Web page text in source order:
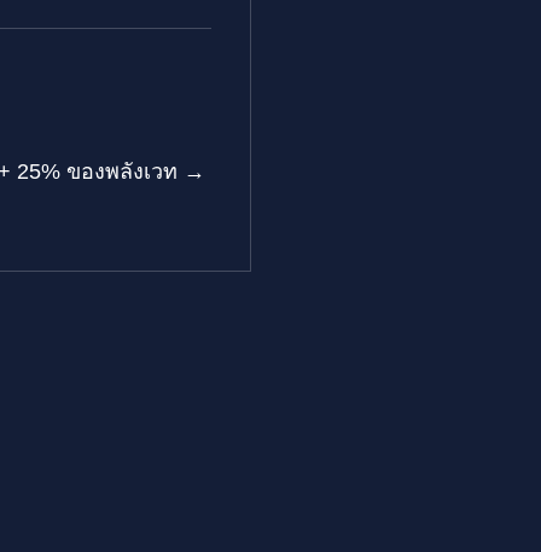
25% ของพลังเวท →